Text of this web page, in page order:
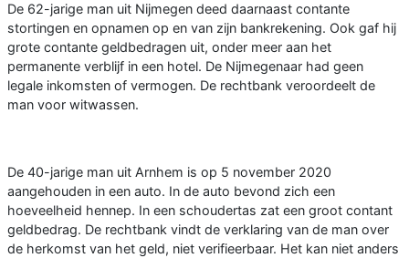
De 62-jarige man uit Nijmegen deed daarnaast contante
stortingen en opnamen op en van zijn bankrekening. Ook gaf hij
grote contante geldbedragen uit, onder meer aan het
permanente verblijf in een hotel. De Nijmegenaar had geen
legale inkomsten of vermogen. De rechtbank veroordeelt de
man voor witwassen.
De 40-jarige man uit Arnhem is op 5 november 2020
aangehouden in een auto. In de auto bevond zich een
hoeveelheid hennep. In een schoudertas zat een groot contant
geldbedrag. De rechtbank vindt de verklaring van de man over
de herkomst van het geld, niet verifieerbaar. Het kan niet anders